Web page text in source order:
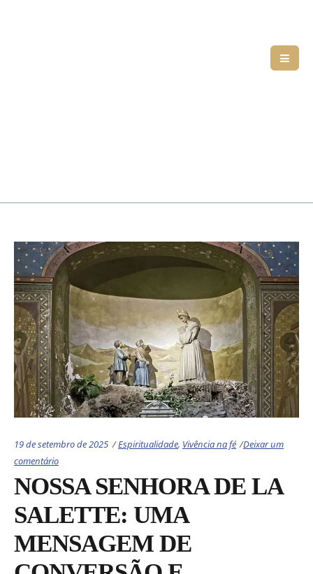
19 de setembro de 2025 Categories:
Espiritualidade, Vivência na fé Deixar um
comentário
NOSSA SENHORA DE LA
SALETTE: UMA
MENSAGEM DE